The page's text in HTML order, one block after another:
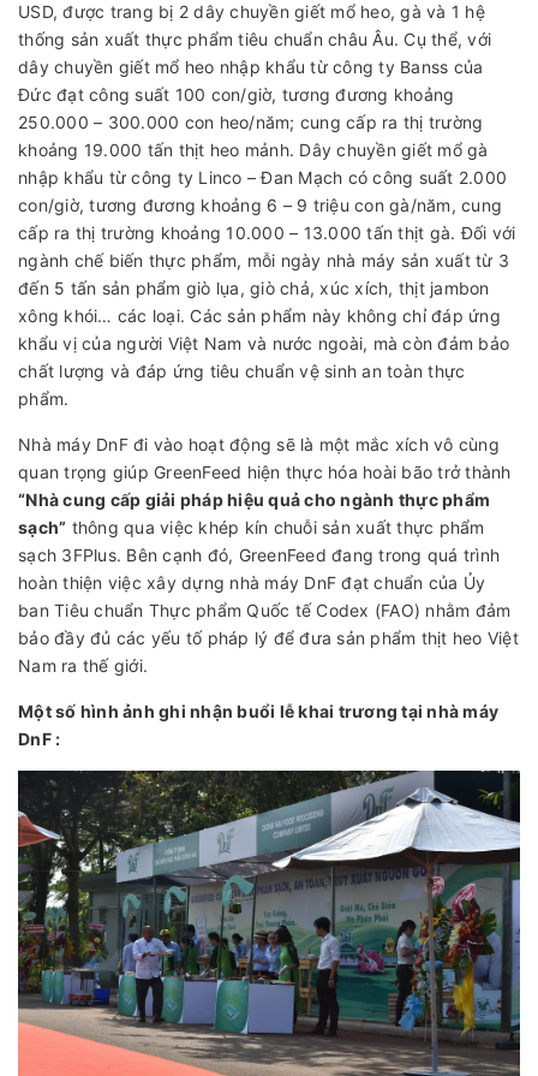
USD, được trang bị 2 dây chuyền giết mổ heo, gà và 1 hệ
thống sản xuất thực phẩm tiêu chuẩn châu Âu. Cụ thể, với
dây chuyền giết mổ heo nhập khẩu từ công ty Banss của
Đức đạt công suất 100 con/giờ, tương đương khoảng
250.000 – 300.000 con heo/năm; cung cấp ra thị trường
khoảng 19.000 tấn thịt heo mảnh. Dây chuyền giết mổ gà
nhập khẩu từ công ty Linco – Đan Mạch có công suất 2.000
con/giờ, tương đương khoảng 6 – 9 triệu con gà/năm, cung
cấp ra thị trường khoảng 10.000 – 13.000 tấn thịt gà. Đối với
ngành chế biến thực phẩm, mỗi ngày nhà máy sản xuất từ 3
đến 5 tấn sản phẩm giò lụa, giò chả, xúc xích, thịt jambon
xông khói… các loại. Các sản phẩm này không chỉ đáp ứng
khẩu vị của người Việt Nam và nước ngoài, mà còn đảm bảo
chất lượng và đáp ứng tiêu chuẩn vệ sinh an toàn thực
phẩm.
Nhà máy DnF đi vào hoạt động sẽ là một mắc xích vô cùng
quan trọng giúp GreenFeed hiện thực hóa hoài bão trở thành
“Nhà cung cấp giải pháp hiệu quả cho ngành thực phẩm
sạch” thông qua việc khép kín chuỗi sản xuất thực phẩm
sạch 3FPlus. Bên cạnh đó, GreenFeed đang trong quá trình
hoàn thiện việc xây dựng nhà máy DnF đạt chuẩn của Ủy
ban Tiêu chuẩn Thực phẩm Quốc tế Codex (FAO) nhằm đảm
bảo đầy đủ các yếu tố pháp lý để đưa sản phẩm thịt heo Việt
Nam ra thế giới.
Một số hình ảnh ghi nhận buổi lễ khai trương tại nhà máy
DnF :